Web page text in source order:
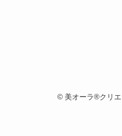
©美オーラ®クリエ